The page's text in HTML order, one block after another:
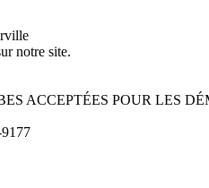
notre site.
ACCEPTÉES POUR LES